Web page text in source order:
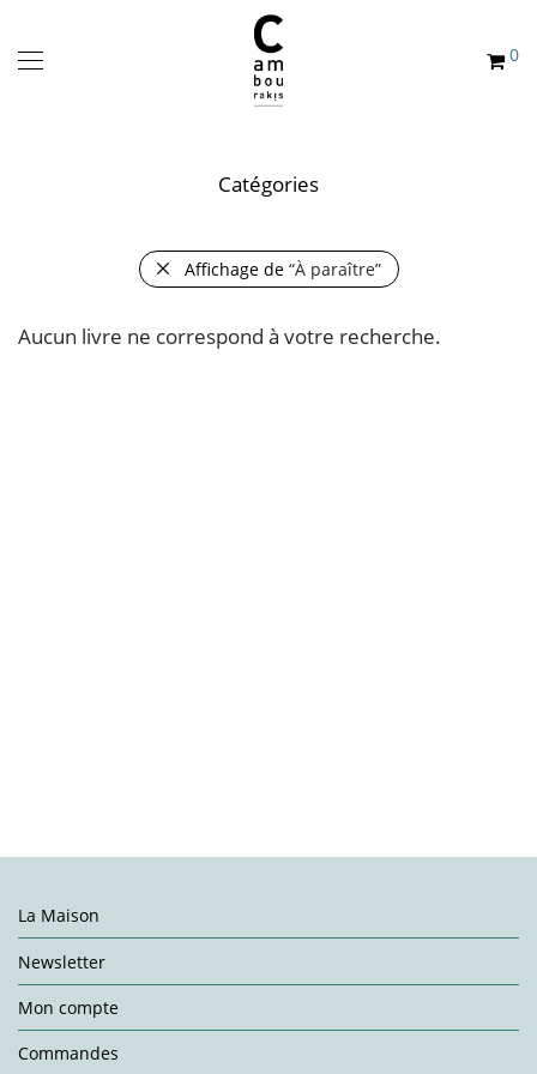
0
Catégories
Affichage de “À paraître”
Aucun livre ne correspond à votre recherche.
La Maison
Newsletter
Mon compte
Commandes